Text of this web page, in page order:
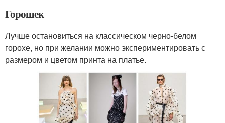
Горошек
Лучше остановиться на классическом черно-белом
горохе, но при желании можно экспериментировать с
размером и цветом принта на платье.